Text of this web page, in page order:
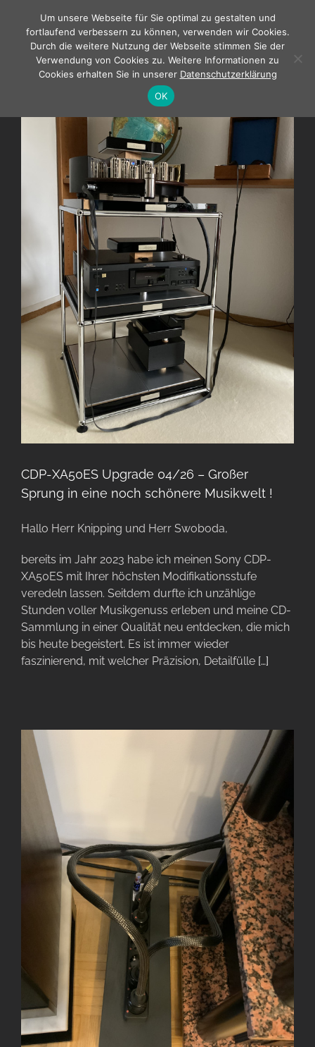
springen
CDP-XA50ES Upgrade 04/26 – Großer
Sprung in eine noch schönere Musikwelt !
Hallo Herr Knipping und Herr Swoboda,
bereits im Jahr 2023 habe ich meinen Sony CDP-
XA50ES mit Ihrer höchsten Modifikationsstufe
veredeln lassen. Seitdem durfte ich unzählige
Stunden voller Musikgenuss erleben und meine CD-
Sammlung in einer Qualität neu entdecken, die mich
bis heute begeistert. Es ist immer wieder
faszinierend, mit welcher Präzision, Detailfülle […]
Um unsere Webseite für Sie optimal zu gestalten und
fortlaufend verbessern zu können, verwenden wir Cookies.
Durch die weitere Nutzung der Webseite stimmen Sie der
Verwendung von Cookies zu. Weitere Informationen zu
Cookies erhalten Sie in unserer Datenschutzerklärung
OK